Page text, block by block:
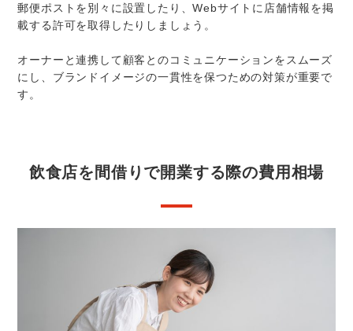
郵便ポストを別々に設置したり、Webサイトに店舗情報を掲
載する許可を取得したりしましょう。
オーナーと連携して顧客とのコミュニケーションをスムーズ
にし、ブランドイメージの一貫性を保つための対策が重要で
す。
飲食店を間借りで開業する際の費用相場